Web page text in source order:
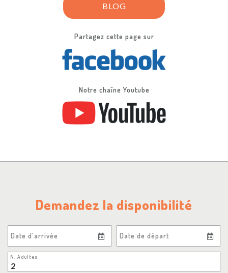
BLOG
Partagez cette page sur
Notre chaîne Youtube
Demandez la disponibilité
Date d'arrivée Date de départ
N. Adultes